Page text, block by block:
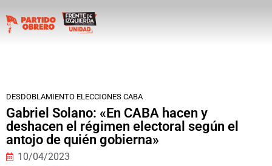
DESDOBLAMIENTO ELECCIONES CABA
Gabriel Solano: «En CABA hacen y
deshacen el régimen electoral según el
antojo de quién gobierna»
10/04/2023